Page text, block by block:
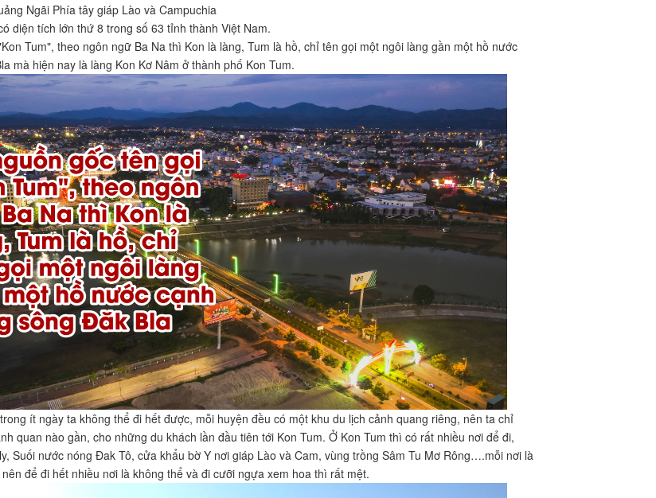
Ngãi Phía tây giáp Lào và Campuchia
diện tích lớn thứ 8 trong số 63 tỉnh thành Việt Nam.
Tum", theo ngôn ngữ Ba Na thì Kon là làng, Tum là hồ, chỉ tên gọi một ngôi làng gần một hồ nước
mà hiện nay là làng Kon Kơ Nâm ở thành phố Kon Tum.
ít ngày ta không thể đi hết được, mỗi huyện đều có một khu du lịch cảnh quang riêng, nên ta chỉ
quan nào gần, cho những du khách lần đầu tiên tới Kon Tum. Ở Kon Tum thì có rất nhiều nơi để đi,
Suối nước nóng Đak Tô, cửa khẩu bờ Y nơi giáp Lào và Cam, vùng trồng Sâm Tu Mơ Rông….mỗi nơi là
để đi hết nhiều nơi là không thể và đi cưỡi ngựa xem hoa thì rất mệt.